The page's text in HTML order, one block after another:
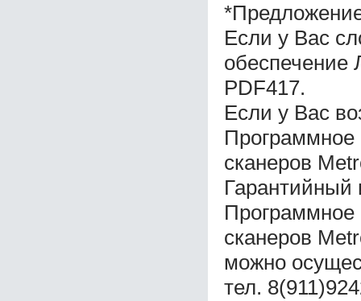
Если у Вас
обеспечение
PDF417.
Если у Вас
Программное
сканеров
Гарантийный
Программное
сканеров
можно
тел.